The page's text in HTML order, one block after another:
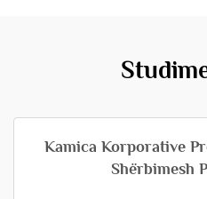
Kamica Korporative
Shërbimesh